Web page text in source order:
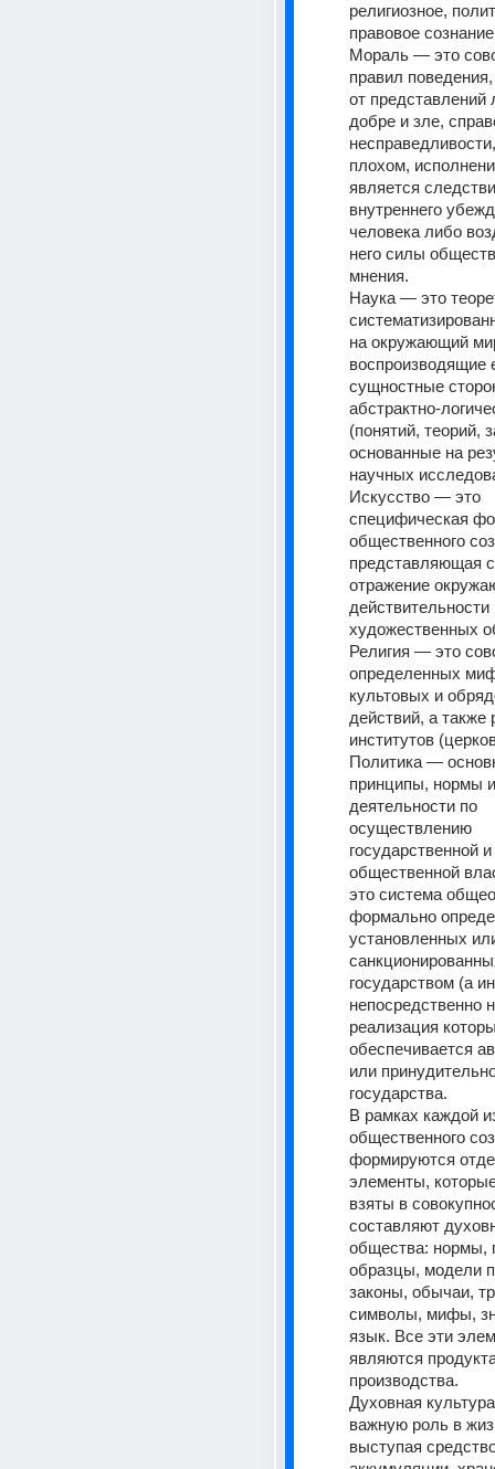
религиозное,
правовое
Мораль — это
правил
от представлений
добре и зле,
плохом,
является
внутреннего
человека либо
него силы
мнения.
Наука — это
на окружающий
воспроизводящие
сущностные
абстрактно-
(понятий, теорий,
основанные на
научных
Искусство — это
специфическая
общественного
представляющая
отражение
действительности
художественных
Религия — это
определенных
культовых и
действий, а также
институтов
Политика —
принципы, нормы
деятельности по
осуществлению
государственной и
общественной
это система
формально
установленных
государством (а
непосредственно
реализация
обеспечивается
или
государства.
В рамках каждой
общественного
формируются
элементы,
взяты в
составляют
общества: нормы,
образцы, модели
законы, обычаи,
символы, мифы,
язык. Все эти
являются
производства.
Духовная
важную роль в
выступая